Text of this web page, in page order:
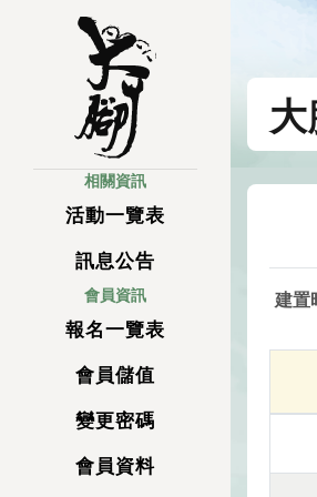
相關資訊
活動一覽表
訊息公告
會員資訊
報名一覽表
會員儲值
變更密碼
會員資料
建置